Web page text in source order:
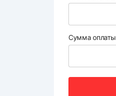
Сумма оплаты